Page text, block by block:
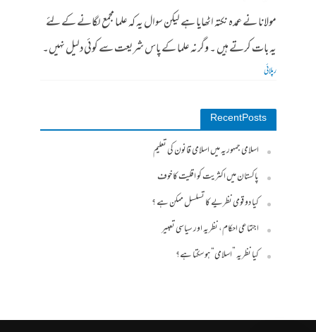
مولانا نے عمدہ نکتہ اٹھایا ہے لیکن سوال یہ کہ علما مجمع لگانے کے لئے
یہ بات کرتے ہیں ۔ وگرنہ علما کے پاس شریعت سے کوئی دلیل نہیں۔
رپلائی
Recent Posts
اسلامی جمہوریہ میں اسلامی قانون کی تعلیم
پاکستان میں اکثریت کو اقلیت کا خوف
کیا دو قومی نظریے کا تسلسل ممکن ہے ؟
اجتماعی احکام، نظریہ اور سیاسی تعبیر
کیا نظریہ ”اسلامی“ ہو سکتا ہے؟